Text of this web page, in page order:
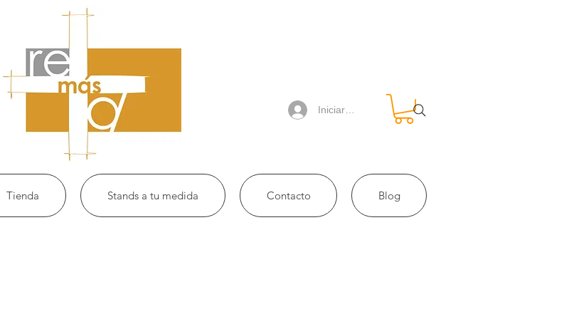
Iniciar sesión
Tienda Stands a tu medida Contacto Blog